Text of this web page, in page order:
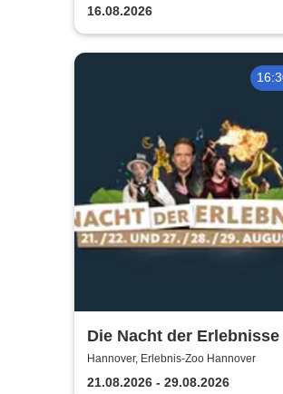
16.08.2026
Die Nacht der Erlebnisse
Hannover, Erlebnis-Zoo Hannover
21.08.2026 - 29.08.2026